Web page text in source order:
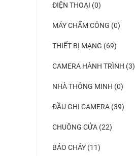
ĐIỆN THOẠI (0)
MÁY CHẤM CÔNG (0)
THIẾT BỊ MẠNG (69)
CAMERA HÀNH TRÌNH (3)
NHÀ THÔNG MINH (0)
ĐẦU GHI CAMERA (39)
CHUÔNG CỬA (22)
BÁO CHÁY (11)